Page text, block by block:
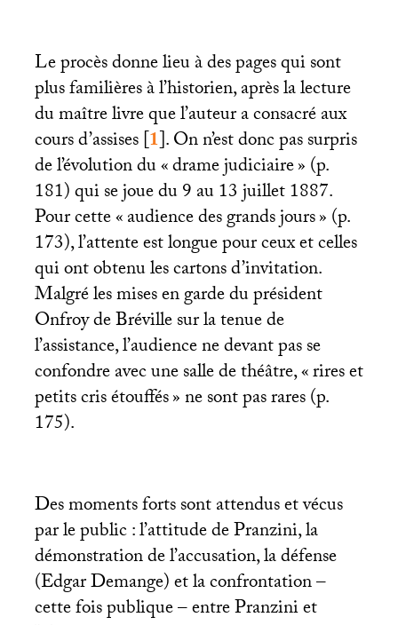
Le procès donne lieu à des pages qui sont
plus familières à l’historien, après la lecture
du maître livre que l’auteur a consacré aux
cours d’assises[1]. On n’est donc pas surpris
de l’évolution du «drame judiciaire» (p.
181) qui se joue du 9 au 13 juillet 1887.
Pour cette «audience des grands jours» (p.
173), l’attente est longue pour ceux et celles
qui ont obtenu les cartons d’invitation.
Malgré les mises en garde du président
Onfroy de Bréville sur la tenue de
l’assistance, l’audience ne devant pas se
confondre avec une salle de théâtre, «rires et
petits cris étouffés» ne sont pas rares (p.
175).
Des moments forts sont attendus et vécus
par le public : l’attitude de Pranzini, la
démonstration de l’accusation, la défense
(Edgar Demange) et la confrontation –
cette fois publique – entre Pranzini et